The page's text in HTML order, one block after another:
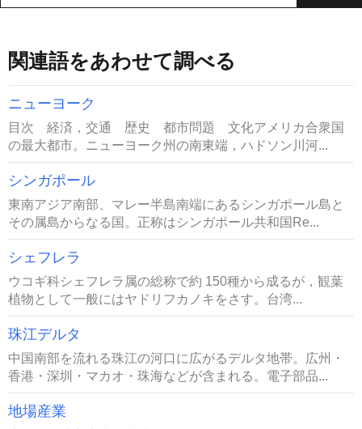
関連語をあわせて調べる
ニューヨーク
目次 経済，交通 歴史 都市問題 文化アメリカ合衆国
の最大都市。ニューヨーク州の南東端，ハドソン川河...
シンガポール
東南アジア南部、マレー半島南端にあるシンガポール島と
その属島からなる国。正称はシンガポール共和国Re...
シェフレラ
ウコギ科シェフレラ属の総称で約 150種から成るが，観葉
植物として一般にはヤドリフカノキをさす。台湾...
珠江デルタ
中国南部を流れる珠江の河口に広がるデルタ地帯。広州・
香港・深圳・マカオ・珠海などが含まれる。電子部品...
地場産業